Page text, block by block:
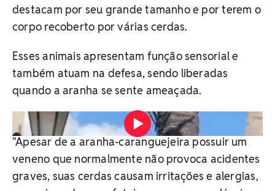
destacam por seu grande tamanho e por terem o
corpo recoberto por várias cerdas.
Esses animais apresentam função sensorial e
também atuam na defesa, sendo liberadas
quando a aranha se sente ameaçada.
Vídeo: Divulgação
"Apesar de a aranha-caranguejeira possuir um
veneno que normalmente não provoca acidentes
graves, suas cerdas causam irritações e alergias,